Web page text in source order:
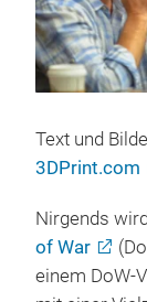
Text und
3DPrint.com
Nirgends
of War
einem DoW-